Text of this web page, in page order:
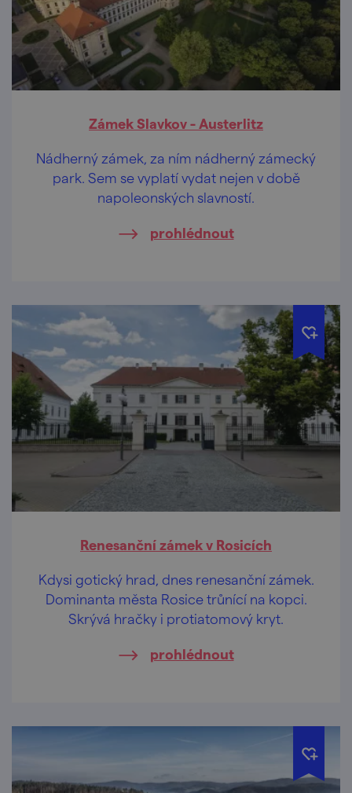
Zámek Slavkov - Austerlitz
Nádherný zámek, za ním nádherný zámecký
park. Sem se vyplatí vydat nejen v době
napoleonských slavností.
prohlédnout
Renesanční zámek v Rosicích
Kdysi gotický hrad, dnes renesanční zámek.
Dominanta města Rosice trůnící na kopci.
Skrývá hračky i protiatomový kryt.
prohlédnout